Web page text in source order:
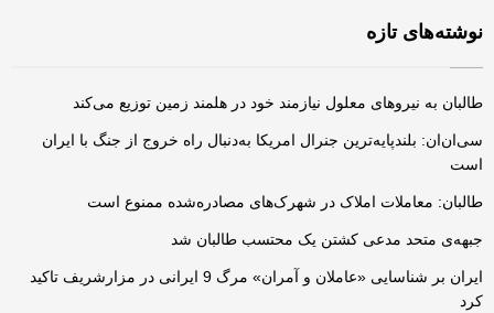
نوشته‌های تازه
طالبان به نیروهای معلول نیازمند خود در هلمند زمین توزیع می‌کند
سی‌ان‌ان: بلندپایه‌ترین جنرال امریکا به‌دنبال راه خروج از جنگ با ایران
است
طالبان: معاملات املاک در شهرک‌های مصادره‌شده ممنوع است
جبهه‌ی متحد مدعی کشتن یک محتسب طالبان شد
ایران بر شناسایی «عاملان و آمران» مرگ 9 ایرانی در مزارشریف تاکید
کرد